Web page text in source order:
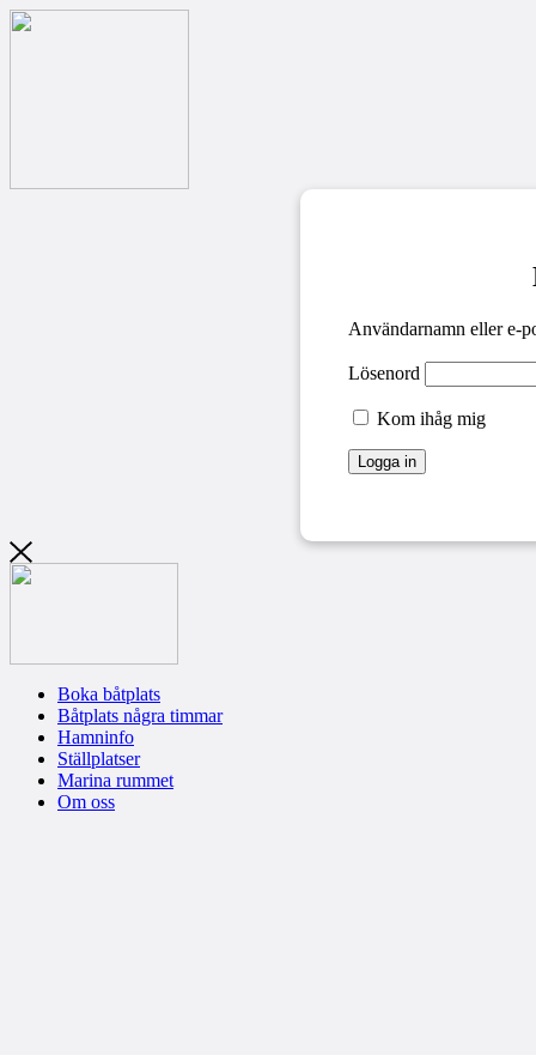
Användarnamn eller e-
Lösenord
Kom ihåg mig
Boka båtplats
Båtplats några timmar
Hamninfo
Ställplatser
Marina rummet
Om oss